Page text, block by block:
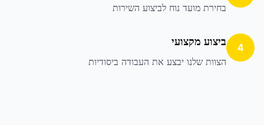
בחירת מועד נוח לביצוע השירות
4 ביצוע מקצועי
הצוות שלנו יבצע את העבודה ביסודיות